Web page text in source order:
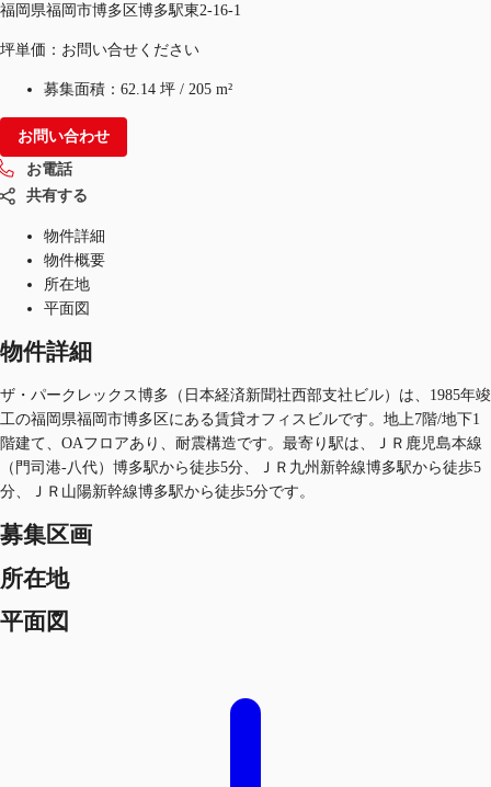
福岡県福岡市博多区博多駅東2-16-1
坪単価：お問い合せください
募集面積： 62.14 坪 / 205 m²
お問い合わせ
お電話
共有する
物件詳細
物件概要
所在地
平面図
物件詳細
ザ・パークレックス博多（日本経済新聞社西部支社ビル）は、1985年竣
工の福岡県福岡市博多区にある賃貸オフィスビルです。地上7階/地下1
階建て、OAフロアあり、耐震構造です。最寄り駅は、ＪＲ鹿児島本線
（門司港-八代）博多駅から徒歩5分、ＪＲ九州新幹線博多駅から徒歩5
分、ＪＲ山陽新幹線博多駅から徒歩5分です。
募集区画
所在地
平面図